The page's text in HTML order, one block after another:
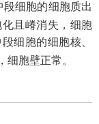
段细胞的细胞质出
且嵴消失，细胞
细胞的细胞核、
胞壁正常。